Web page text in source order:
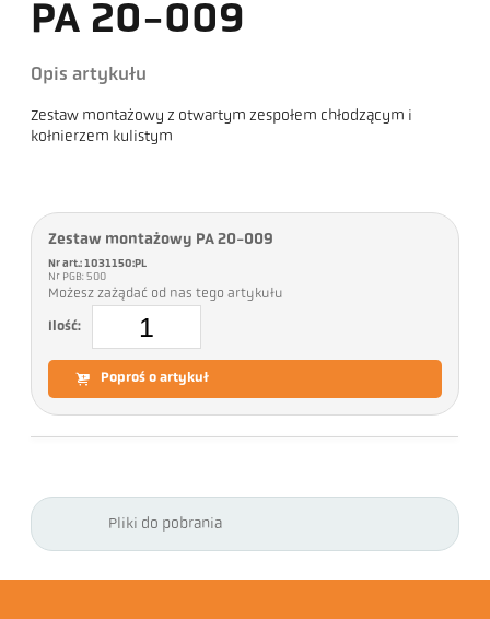
PA 20-009
Opis artykułu
Zestaw montażowy z otwartym zespołem chłodzącym i
kołnierzem kulistym
Zestaw montażowy PA 20-009
Nr art.: 1031150:PL
Nr PGB: 500
Możesz zażądać od nas tego artykułu
Ilość:
Poproś o artykuł
Pliki do pobrania